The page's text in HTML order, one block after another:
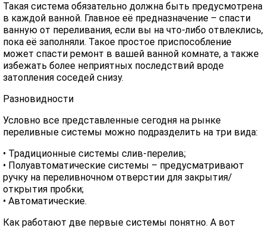
Такая система обязательно должна быть предусмотрена
в каждой ванной. Главное её предназначение – спасти
ванную от переливания, если вы на что-либо отвлеклись,
пока её заполняли. Такое простое приспособление
может спасти ремонт в вашей ванной комнате, а также
избежать более неприятных последствий вроде
затопления соседей снизу.
Разновидности
Условно все представленные сегодня на рынке
переливные системы можно подразделить на три вида:
• Традиционные системы слив-перелив;
• Полуавтоматические системы – предусматривают
ручку на переливночном отверстии для закрытия/
открытия пробки;
• Автоматические.
Как работают две первые системы понятно. А вот